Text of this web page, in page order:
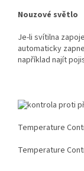
Nouzové světlo
Je-li svítilna
automaticky
například najít
Temperature
Temperature